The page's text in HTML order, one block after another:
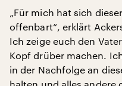
„Für mich hat sich
offenbart“, erklärt
Ich zeige euch den
Kopf drüber machen.
in der Nachfolge an